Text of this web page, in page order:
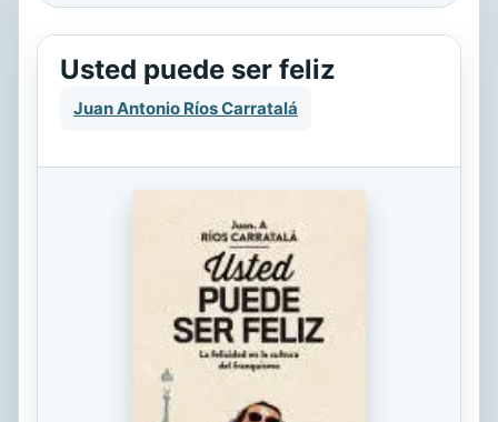
Usted puede ser feliz
Juan Antonio Ríos Carratalá